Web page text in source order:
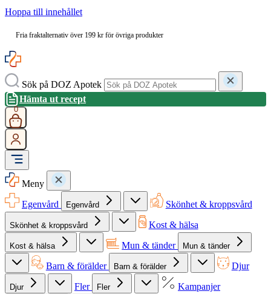
Hoppa till innehållet
Fria fraktalternativ över 199 kr för övriga produkter
Sök på DOZ Apotek
Hämta ut recept
0
Meny
Egenvård
Egenvård Skönhet & kroppsvård
Skönhet & kroppsvård Kost & hälsa
Kost & hälsa Mun & tänder Mun & tänder
Barn & förälder Barn & förälder Djur
Djur Fler Fler Kampanjer